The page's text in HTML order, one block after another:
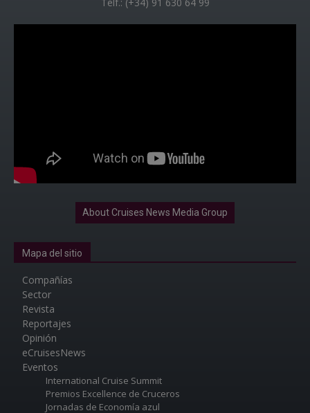
About Cruises News Media Group
Mapa del sitio
Compañías
Sector
Revista
Reportajes
Opinión
eCruisesNews
Eventos
International Cruise Summit
Premios Excellence de Cruceros
Jornadas de Economía azul